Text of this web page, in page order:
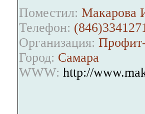
Поместил: Макарова
Телефон:
Организация:
Город: Самара
WWW: http://